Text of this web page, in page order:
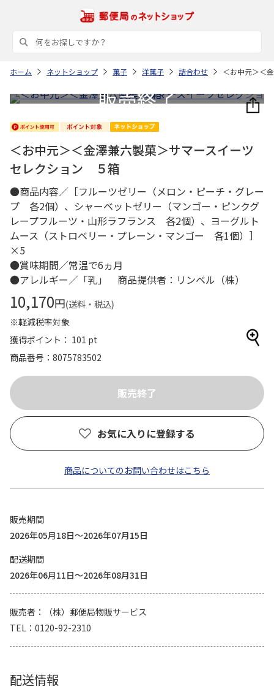
ホーム ネットショップ 菓子 洋菓子 詰合わせ ＜お中元＞＜
＜お中元＞＜金澤兼六製菓＞サマースイーツ
セレクション ５箱
●商品内容／［フルーツゼリー（メロン・ピーチ・グレー
プ 各2個）、シャーベットゼリー（マンゴー・ピンクグ
レープフルーツ・山形ラフランス 各2個）、ヨーグルト
ムース（ストロベリー・プレーン・マンゴー 各1個）］
×5
●賞味期間／常温で6ヵ月
●アレルギー／「乳」 商品提供者：リンベル（株）
10,170円(送料・税込)
※軽減税率対象
獲得ポイント： 101 pt
商品番号
8075783502
お気に入りに登録する
商品についてのお問い合わせはこちら
販売期間
2026年05月18日～2026年07月15日
配送期間
2026年06月11日～2026年08月31日
販売者
（株）郵便局物販サービス
TEL
0120-92-2310
配送情報